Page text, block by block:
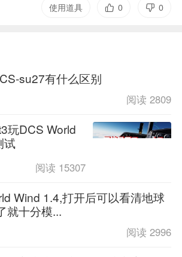
0
0
使用道具
su27有什么区别
阅读 2809
玩DCS World
试
阅读 15307
Wind 1.4,打开后可以看清地球
就十分模...
阅读 2996